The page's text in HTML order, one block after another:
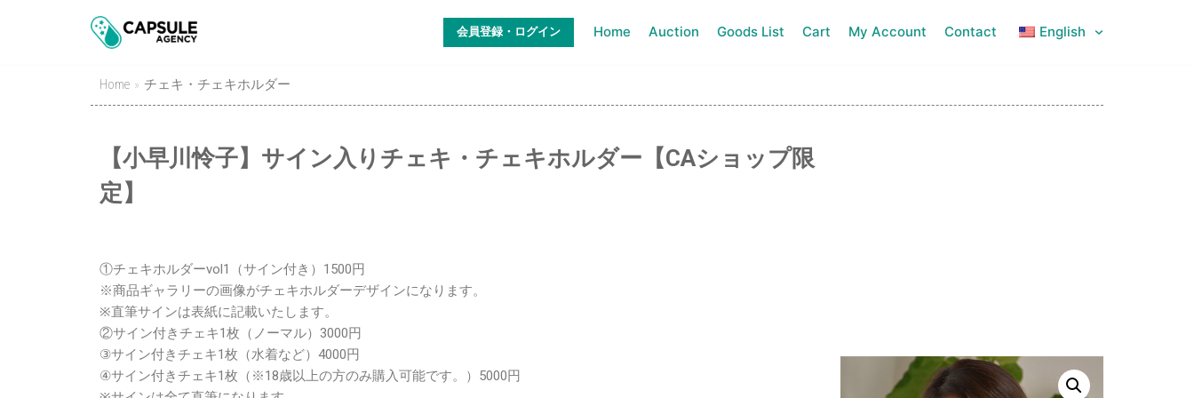
会員登録・ログイン Home Auction Goods List Cart My Account Contact English
Home » チェキ・チェキホルダー
【小早川怜子】サイン入りチェキ・チェキホルダー【CAショップ限
定】
①チェキホルダーvol1（サイン付き）1500円
※商品ギャラリーの画像がチェキホルダーデザインになります。
※直筆サインは表紙に記載いたします。
②サイン付きチェキ1枚（ノーマル）3000円
③サイン付きチェキ1枚（水着など）4000円
④サイン付きチェキ1枚（※18歳以上の方のみ購入可能です。）5000円